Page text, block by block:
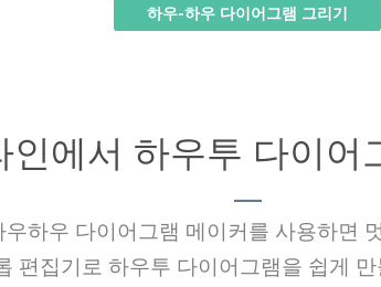
하우-하우 다이어그램 그리기
인에서 하우투 다이어
하우 다이어그램 메이커를 사용하면
편집기로 하우투 다이어그램을 쉽게